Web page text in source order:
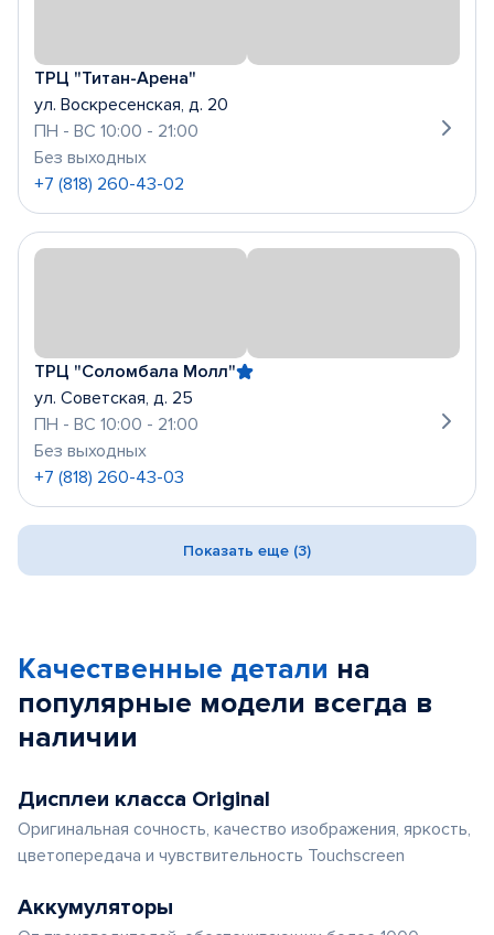
ТРЦ "Титан-Арена"
ул. Воскресенская, д. 20
ПН - ВС 10:00 - 21:00
Без выходных
+7 (818) 260-43-02
ТРЦ "Соломбала Молл"
ул. Советская, д. 25
ПН - ВС 10:00 - 21:00
Без выходных
+7 (818) 260-43-03
Показать еще (3)
Качественные детали на
популярные модели всегда в
наличии
Дисплеи класса Original
Оригинальная сочность, качество изображения, яркость,
цветопередача и чувствительность Touchscreen
Аккумуляторы